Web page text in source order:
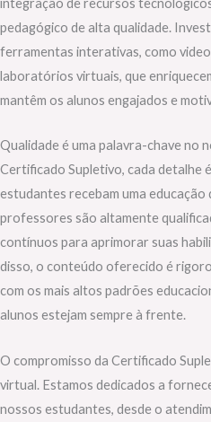
pedagógico de alta qualidade.
ferramentas interativas, como
laboratórios virtuais, que
mantêm os alunos engajados e
Qualidade é uma palavra-chave no
Certificado Supletivo, cada detalhe
estudantes recebam uma educação
professores são altamente
contínuos para aprimorar suas
disso, o conteúdo oferecido é
com os mais altos padrões
alunos estejam sempre à frente.
O compromisso da Certificado
virtual. Estamos dedicados a
nossos estudantes, desde o